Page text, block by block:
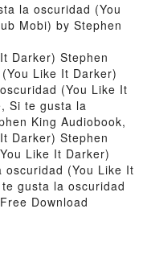
la oscuridad (You
Mobi) by Stephen
Darker) Stephen
Like It Darker)
(You Like It
Si te gusta la
King Audiobook,
Darker) Stephen
Like It Darker)
oscuridad (You Like It
gusta la oscuridad
Download